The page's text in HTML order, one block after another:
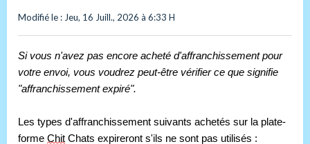
Modifié le : Jeu, 16 Juill., 2026 à 6:33 H
Si vous n'avez pas encore acheté d'affranchissement pour
votre envoi, vous voudrez peut-être vérifier ce que signifie
"affranchissement expiré".
Les types d'affranchissement suivants achetés sur la plate-
forme Chit Chats expireront s'ils ne sont pas utilisés :